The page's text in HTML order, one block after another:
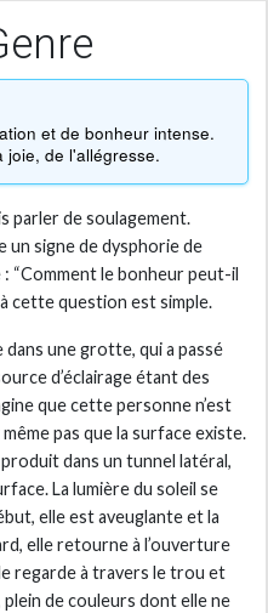
et de bonheur intense.
joie, de l'allégresse.
parler de soulagement.
un signe de dysphorie de
“Comment le bonheur peut-il
cette question est simple.
une grotte, qui a passé
d’éclairage étant des
que cette personne n’est
pas que la surface existe.
dans un tunnel latéral,
La lumière du soleil se
elle est aveuglante et la
elle retourne à l’ouverture
regarde à travers le trou et
de couleurs dont elle ne